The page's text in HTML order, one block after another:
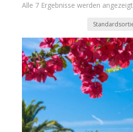
Alle 7 Ergebnisse werden angezeigt